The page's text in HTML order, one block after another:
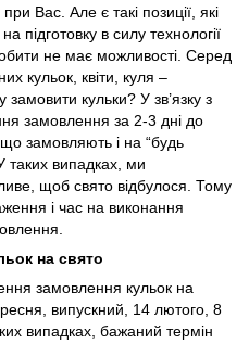
Вас. Але є такі позиції, які
підготовку в силу технології
не має можливості. Серед
кульок, квіти, куля –
замовити кульки? У зв’язку з
замовлення за 2-3 дні до
замовляють і на “будь
таких випадках, ми
щоб свято відбулося. Тому
і час на виконання
на свято
замовлення кульок на
випускний, 14 лютого, 8
випадках, бажаний термін